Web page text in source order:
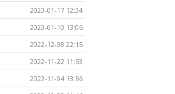
2023-01-17 12:34
2023-01-10 13:06
2022-12-08 22:15
2022-11-22 11:53
2022-11-04 13:56